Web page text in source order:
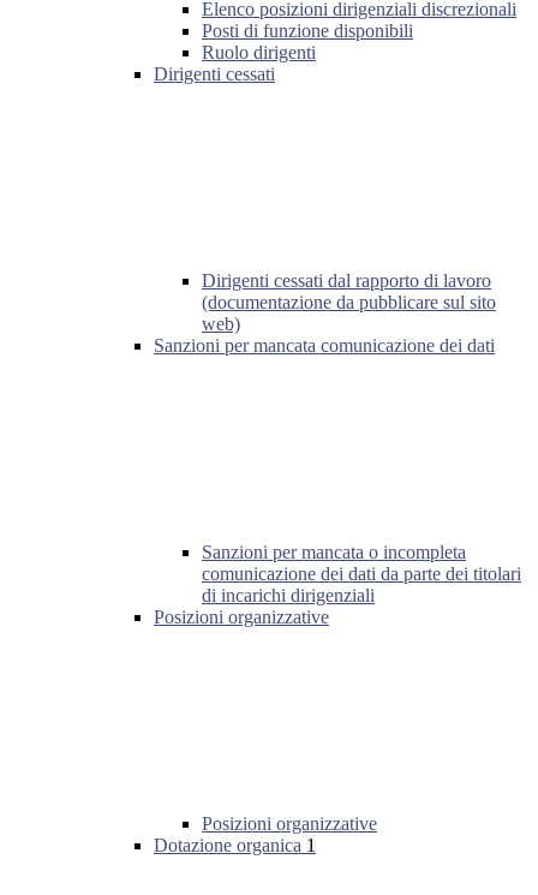
Elenco posizioni dirigenziali discrezionali
Posti di funzione disponibili
Ruolo dirigenti
Dirigenti cessati
Dirigenti cessati dal rapporto di lavoro
(documentazione da pubblicare sul sito
web)
Sanzioni per mancata comunicazione dei dati
Sanzioni per mancata o incompleta
comunicazione dei dati da parte dei titolari
di incarichi dirigenziali
Posizioni organizzative
Posizioni organizzative
Dotazione organica 1